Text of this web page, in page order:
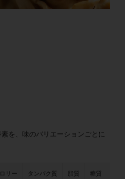
を、味のバリエーションごとに
リー タンパク質 脂質 糖質